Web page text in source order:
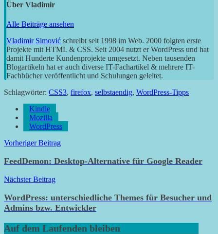
Über Vladimir
Alle Beiträge ansehen
Vladimir Simović schreibt seit 1998 im Web. 2000 folgten erste
Projekte mit HTML & CSS. Seit 2004 nutzt er WordPress und hat
damit Hunderte Kundenprojekte umgesetzt. Neben tausenden
Blogartikeln hat er auch diverse IT-Fachartikel & mehrere IT-
Fachbücher veröffentlicht und Schulungen geleitet.
Schlagwörter: CSS3, firefox, selbstaendig, WordPress-Tipps
Kindle
Mozilla
WordPress
Beitragsnavigation
Vorheriger Beitrag
FeedDemon: Desktop-Alternative für Google Reader
Nächster Beitrag
WordPress: unterschiedliche Themes für Besucher und
Admins bzw. Entwickler
Auf dem Laufenden bleiben